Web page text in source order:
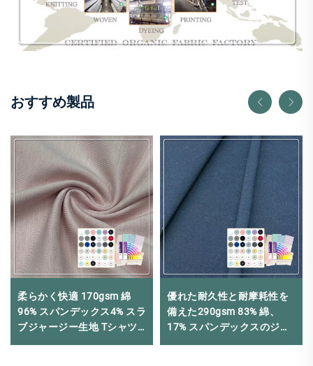
おすすめ製品
柔らかく快適 170gsm 綿
96% スパンデックス4% スラ
ブジャージー生地 Tシャツ
に適しています
優れた耐久性と耐摩耗性を
備えた290gsm 83% 綿、
17% スパンデックスのジャ
ージー生地は、高強度トレ